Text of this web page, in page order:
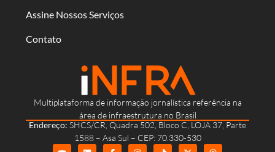
Multiplataforma de informação jornalística referência na
área de infraestrutura no Brasil
Endereço: SHCS/CR, Quadra 502, Bloco C, LOJA 37, Parte
1588 – Asa Sul – CEP: 70.330-530
Assine Nossos Serviços
Contato